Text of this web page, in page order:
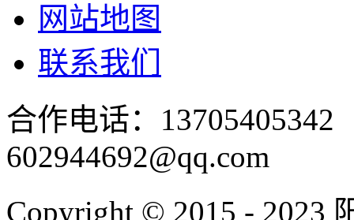
网站地图
联系我们
合作电话：
602944692@qq.com
Copyright © 2015 - 2023